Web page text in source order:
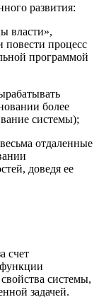
развития:
власти»,
повести процесс
программой
более
системы);
отдаленные
доведя ее
счет
системы,
задачей.